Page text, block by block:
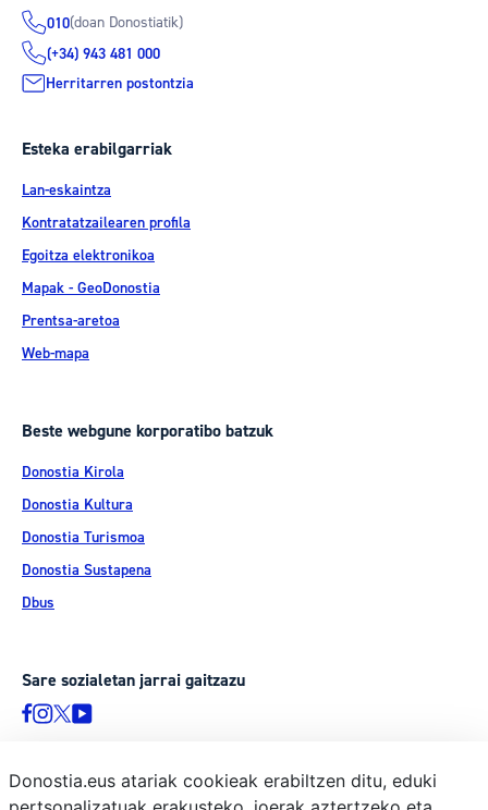
010(doan Donostiatik)
(+34) 943 481 000
Herritarren postontzia
Esteka erabilgarriak
Lan-eskaintza
Kontratatzailearen profila
Egoitza elektronikoa
Mapak - GeoDonostia
Prentsa-aretoa
Web-mapa
Beste webgune korporatibo batzuk
Donostia Kirola
Donostia Kultura
Donostia Turismoa
Donostia Sustapena
Dbus
Sare sozialetan jarrai gaitzazu
Donostia.eus atariak cookieak erabiltzen ditu, eduki